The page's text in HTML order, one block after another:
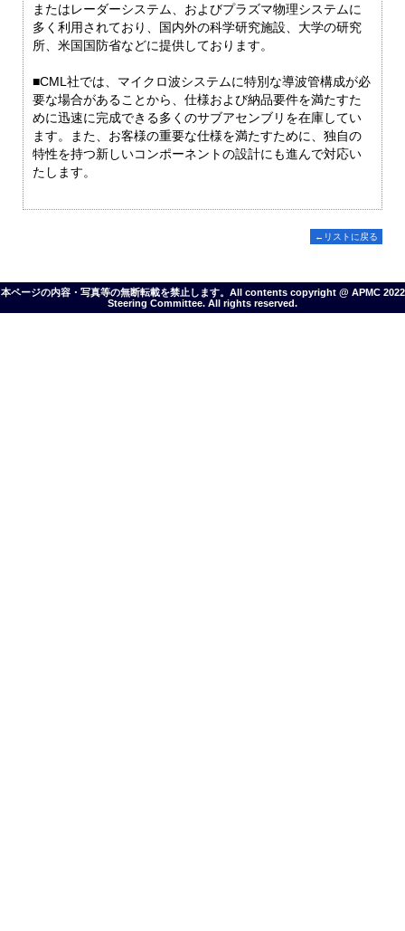
またはレーダーシステム、およびプラズマ物理システムに
多く利用されており、国内外の科学研究施設、大学の研究
所、米国国防省などに提供しております。
■CML社では、マイクロ波システムに特別な導波管構成が必
要な場合があることから、仕様および納品要件を満たすた
めに迅速に完成できる多くのサブアセンブリを在庫してい
ます。また、お客様の重要な仕様を満たすために、独自の
特性を持つ新しいコンポーネントの設計にも進んで対応い
たします。
←リストに戻る
本ページの内容・写真等の無断転載を禁止します。All contents copyright @ APMC 2022
Steering Committee. All rights reserved.